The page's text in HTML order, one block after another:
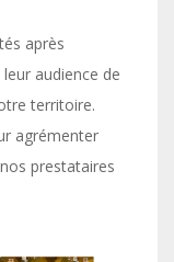
après
audience de
territoire.
agrémenter
prestataires